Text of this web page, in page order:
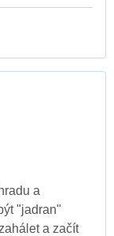
a
"jadran"
a začít